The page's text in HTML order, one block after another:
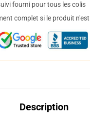
fourni pour tous les colis
complet si le produit
Description